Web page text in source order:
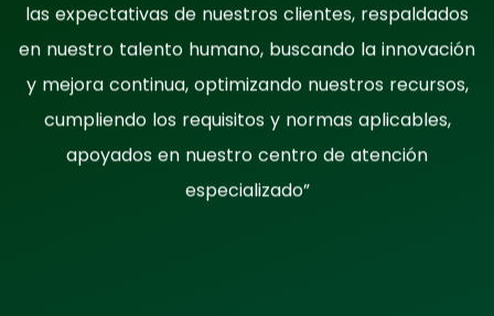
las expectativas de nuestros clientes, respaldados
en nuestro talento humano, buscando la innovación
y mejora continua, optimizando nuestros recursos,
cumpliendo los requisitos y normas aplicables,
apoyados en nuestro centro de atención
especializado”